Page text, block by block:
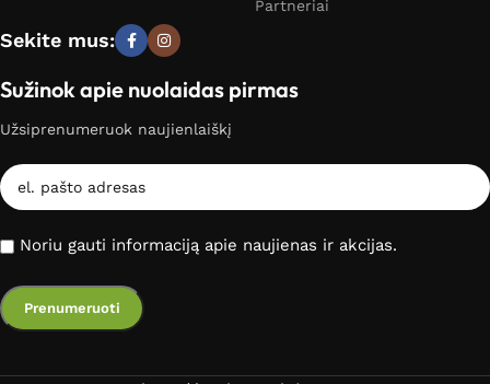
Partneriai
Sekite mus:
Sužinok apie nuolaidas pirmas
Užsiprenumeruok naujienlaiškį
Noriu gauti informaciją apie naujienas ir akcijas.